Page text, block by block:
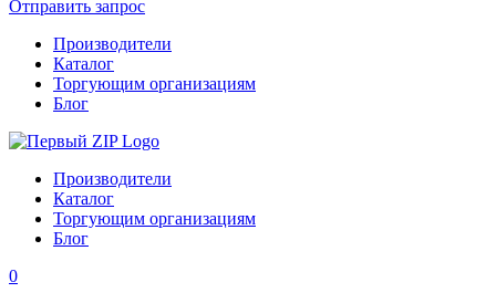
Отправить запрос
Производители
Каталог
Торгующим организациям
Блог
Производители
Каталог
Торгующим организациям
Блог
0